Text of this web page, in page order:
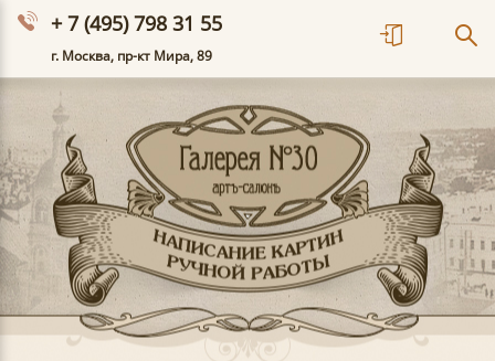
+ 7 (495) 798 31 55
г. Москва, пр-кт Мира, 89